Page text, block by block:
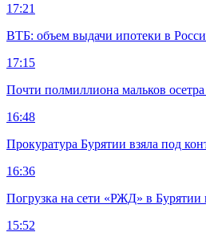
17:21
ВТБ: объем выдачи ипотеки в
17:15
Почти полмиллиона мальков
16:48
Прокуратура Бурятии взяла под
16:36
Погрузка на сети «РЖД» в Бурятии
15:52